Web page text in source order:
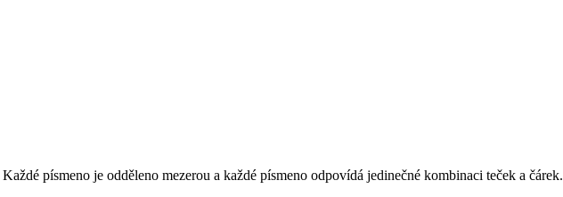
písmeno je odděleno mezerou a každé písmeno odpovídá jedinečné kombinaci teček a čárek.